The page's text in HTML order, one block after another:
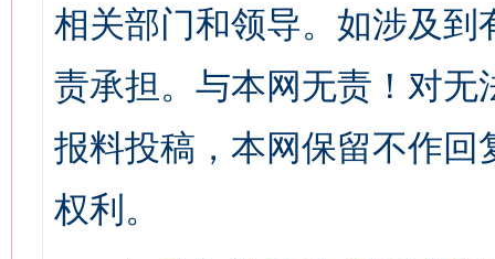
相关部门和领导。如涉及
责承担。与本网无责！对
报料投稿，本网保留不作
权利。